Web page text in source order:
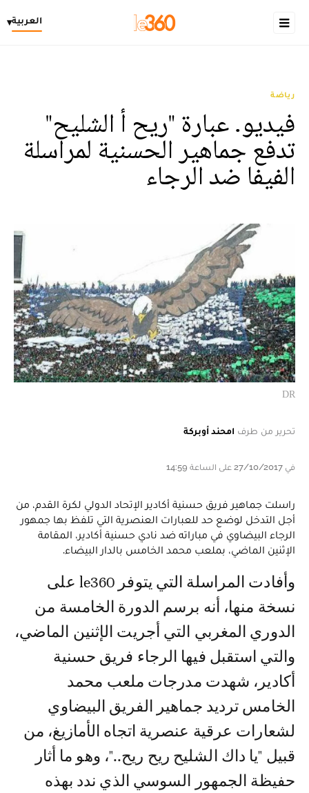
العربية▾
رياضة
فيديو. عبارة "ريح أ الشليح"
تدفع جماهير الحسنية لمراسلة
الفيفا ضد الرجاء
DR
تحرير من طرف امحند أوبركة
في 27/10/2017 على الساعة 14:59
راسلت جماهير فريق حسنية أكادير الإتحاد الدولي لكرة القدم، من
أجل التدخل لوضع حد للعبارات العنصرية التي تلفظ بها جمهور
الرجاء البيضاوي في مباراته ضد نادي حسنية أكادير، المقامة
الإثنين الماضي، بملعب محمد الخامس بالدار البيضاء.
وأفادت المراسلة التي يتوفر le360 على
نسخة منها، أنه برسم الدورة الخامسة من
الدوري المغربي التي أجريت الإثنين الماضي،
والتي استقبل فيها الرجاء فريق حسنية
أكادير، شهدت مدرجات ملعب محمد
الخامس ترديد جماهير الفريق البيضاوي
لشعارات عرقية عنصرية اتجاه الأمازيغ، من
قبيل "يا داك الشليح ريح ريح.."، وهو ما أثار
حفيظة الجمهور السوسي الذي ندد بهذه